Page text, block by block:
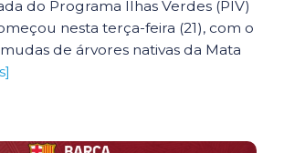
do Programa Ilhas Verdes (PIV)
nesta terça-feira (21), com o
de árvores nativas da Mata